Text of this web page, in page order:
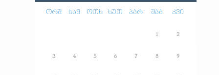
ორშ სამ ოთხ ხუთ პარ შაბ კვი
1 2
3 4 5 6 7 8 9